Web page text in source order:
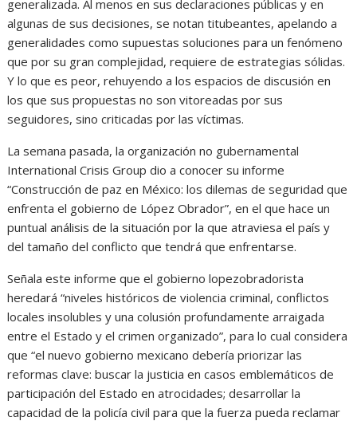
generalizada. Al menos en sus declaraciones públicas y en
algunas de sus decisiones, se notan titubeantes, apelando a
generalidades como supuestas soluciones para un fenómeno
que por su gran complejidad, requiere de estrategias sólidas.
Y lo que es peor, rehuyendo a los espacios de discusión en
los que sus propuestas no son vitoreadas por sus
seguidores, sino criticadas por las víctimas.
La semana pasada, la organización no gubernamental
International Crisis Group dio a conocer su informe
“Construcción de paz en México: los dilemas de seguridad que
enfrenta el gobierno de López Obrador”, en el que hace un
puntual análisis de la situación por la que atraviesa el país y
del tamaño del conflicto que tendrá que enfrentarse.
Señala este informe que el gobierno lopezobradorista
heredará “niveles históricos de violencia criminal, conflictos
locales insolubles y una colusión profundamente arraigada
entre el Estado y el crimen organizado”, para lo cual considera
que “el nuevo gobierno mexicano debería priorizar las
reformas clave: buscar la justicia en casos emblemáticos de
participación del Estado en atrocidades; desarrollar la
capacidad de la policía civil para que la fuerza pueda reclamar